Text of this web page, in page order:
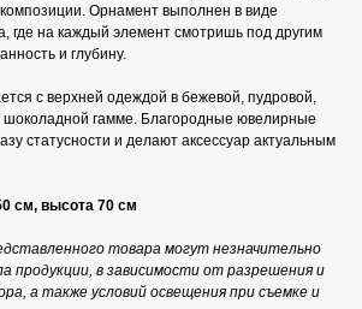
Орнамент выполнен в виде
где на каждый элемент смотришь под другим
и глубину.
с верхней одеждой в бежевой, пудровой,
гамме. Благородные ювелирные
статусности и делают аксессуар актуальным
см, высота 70 см
товара могут незначительно
продукции, в зависимости от разрешения и
а также условий освещения при съемке и